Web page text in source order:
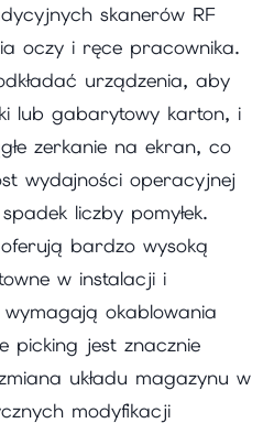
skanerów RF
oczy i ręce pracownika.
urządzenia, aby
lub gabarytowy karton, i
zerkanie na ekran, co
wydajności operacyjnej
liczby pomyłek.
bardzo wysoką
w instalacji i
okablowania
picking jest znacznie
układu magazynu w
modyfikacji